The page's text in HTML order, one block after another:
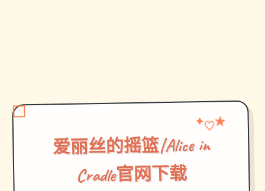
爱丽丝的摇篮|Alice in
Cradle官网下载
✦♡★